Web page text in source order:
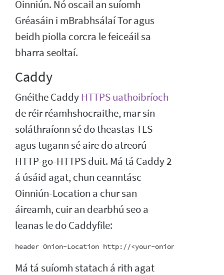
Oinniún. Nó oscail an suíomh
Gréasáin i mBrabhsálaí Tor agus
beidh piolla corcra le feiceáil sa
bharra seoltaí.
Caddy
Gnéithe Caddy HTTPS uathoibríoch
de réir réamhshocraithe, mar sin
soláthraíonn sé do theastas TLS
agus tugann sé aire do atreorú
HTTP-go-HTTPS duit. Má tá Caddy 2
á úsáid agat, chun ceanntásc
Oinniún-Location a chur san
áireamh, cuir an dearbhú seo a
leanas le do Caddyfile:
Má tá suíomh statach á rith agat